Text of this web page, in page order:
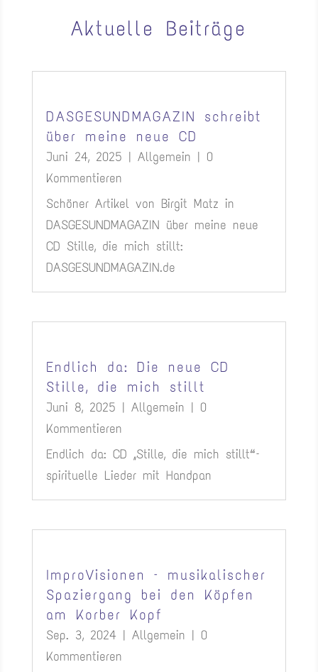
Aktuelle Beiträge
DASGESUNDMAGAZIN schreibt
über meine neue CD
Juni 24, 2025 | Allgemein | 0
Kommentieren
Schöner Artikel von Birgit Matz in
DASGESUNDMAGAZIN über meine neue
CD Stille, die mich stillt:
DASGESUNDMAGAZIN.de
Endlich da: Die neue CD
Stille, die mich stillt
Juni 8, 2025 | Allgemein | 0
Kommentieren
Endlich da: CD „Stille, die mich stillt“ –
spirituelle Lieder mit Handpan
ImproVisionen – musikalischer
Spaziergang bei den Köpfen
am Korber Kopf
Sep. 3, 2024| Allgemein | 0
Kommentieren